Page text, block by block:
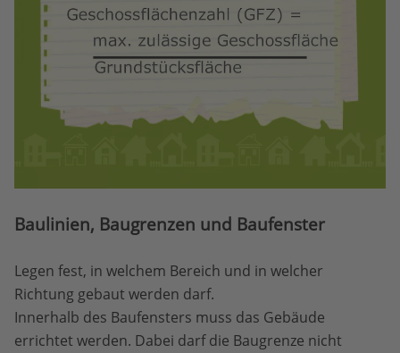
Baulinien, Baugrenzen und Baufenster
Legen fest, in welchem Bereich und in welcher
Richtung gebaut werden darf.
Innerhalb des Baufensters muss das Gebäude
errichtet werden. Dabei darf die Baugrenze nicht